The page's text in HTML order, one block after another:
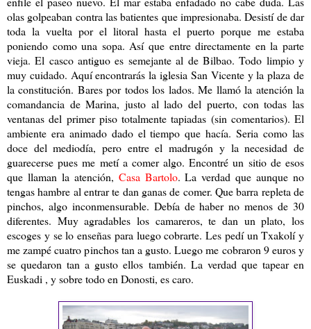
olas golpeaban contra las batientes que impresionaba. Desistí de dar
toda la vuelta por el litoral hasta el puerto porque me estaba
poniendo como una sopa. Así que entre directamente en la parte
vieja. El casco antiguo es semejante al de Bilbao. Todo limpio y
muy cuidado. Aquí encontrarás la iglesia San Vicente y la plaza de
la constitución. Bares por todos los lados. Me llamó la atención la
comandancia de Marina, justo al lado del puerto, con todas las
ventanas del primer piso totalmente tapiadas (sin comentarios). El
ambiente era animado dado el tiempo que hacía. Seria como las
doce del mediodía, pero entre el madrugón y la necesidad de
guarecerse pues me metí a comer algo. Encontré un sitio de esos
que llaman la atención, Casa Bartolo. La verdad que aunque no
tengas hambre al entrar te dan ganas de comer. Que barra repleta de
pinchos, algo inconmensurable. Debía de haber no menos de 30
diferentes. Muy agradables los camareros, te dan un plato, los
escoges y se lo enseñas para luego cobrarte. Les pedí un Txakolí y
me zampé cuatro pinchos tan a gusto. Luego me cobraron 9 euros y
se quedaron tan a gusto ellos también. La verdad que tapear en
Euskadi , y sobre todo en Donosti, es caro.